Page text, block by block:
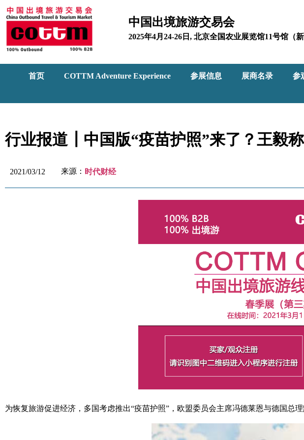
中国出境旅游交易会
2025年4月24-26日, 北京全国农业展览馆11号馆（新
首页 COTTM Adventure Experience 参展信息 展商名录 参
行业报道┃中国版“疫苗护照”来了？王毅
2021/03/12 来源： 时代财经
为恢复旅游促进经济，多国考虑推出“疫苗护照”，欧盟委员会主席冯德莱恩与德国总